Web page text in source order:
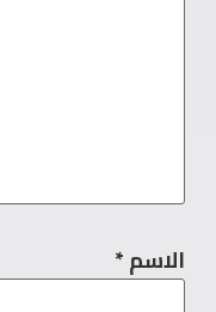
الاسم*